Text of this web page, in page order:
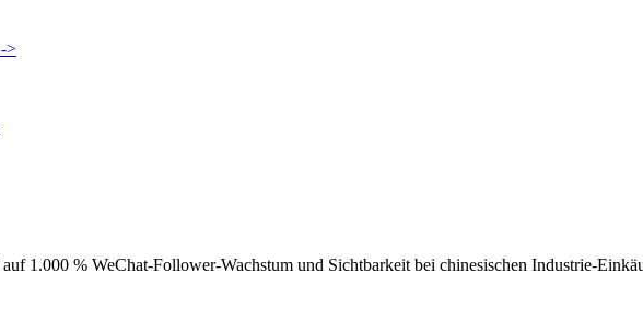
>
1.000 % WeChat-Follower-Wachstum und Sichtbarkeit bei chinesischen Industrie-